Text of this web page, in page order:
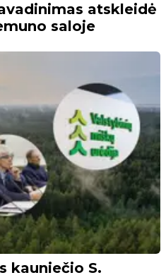
atskleidė
saloje
kauniečio S.